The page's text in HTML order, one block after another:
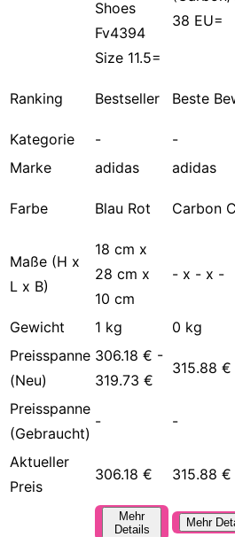
Ranking Bestseller Beste
Kategorie
- -
Marke
adidas adidas
Farbe Blau Rot Carbon
Maße (H x
L x B)
18 cm x
28 cm x
10 cm
- x - x -
Gewicht 1 kg 0 kg
Preisspanne
(Neu)
306.18 € -
319.73 €
315.88 €
Preisspanne
(Gebraucht)
- -
Aktueller
Preis
306.18 € 315.88 €
Mehr
Details
Mehr